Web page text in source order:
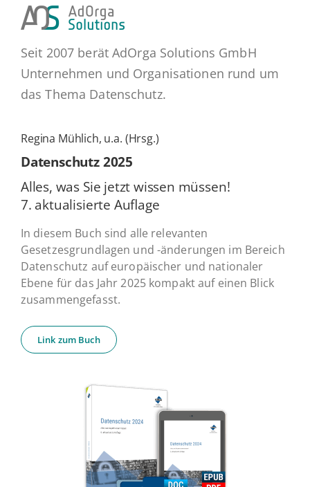
Seit 2007 berät AdOrga Solutions GmbH
Unternehmen und Organisationen rund um
das Thema Datenschutz.
Regina Mühlich, u.a. (Hrsg.)
Daten­schutz 2025
Alles, was Sie jetzt wissen müssen!
7. ak­tua­li­sier­te Auflage
In diesem Buch sind alle relevanten
Gesetzesgrundlagen und -änderungen im Bereich
Datenschutz auf europäischer und nationaler
Ebene für das Jahr 2025 kompakt auf einen Blick
zusammengefasst.
Link zum Buch